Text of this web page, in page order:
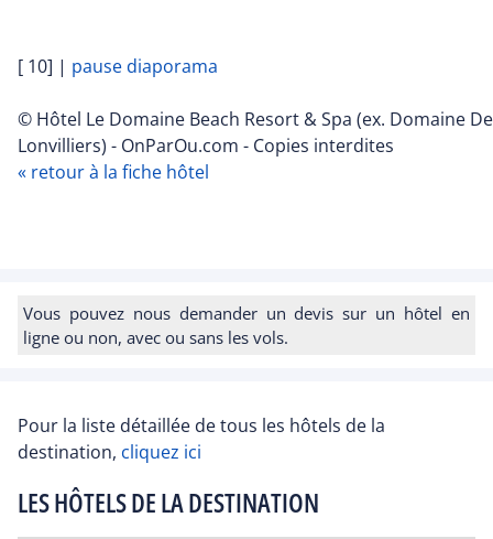
[ 10] | pause diaporama
© Hôtel Le Domaine Beach Resort & Spa (ex. Domaine De
Lonvilliers) - OnParOu.com - Copies interdites
« retour à la fiche hôtel
Vous pouvez nous demander un devis sur un hôtel en
ligne ou non, avec ou sans les vols.
Pour la liste détaillée de tous les hôtels de la
destination, cliquez ici
LES HÔTELS DE LA DESTINATION